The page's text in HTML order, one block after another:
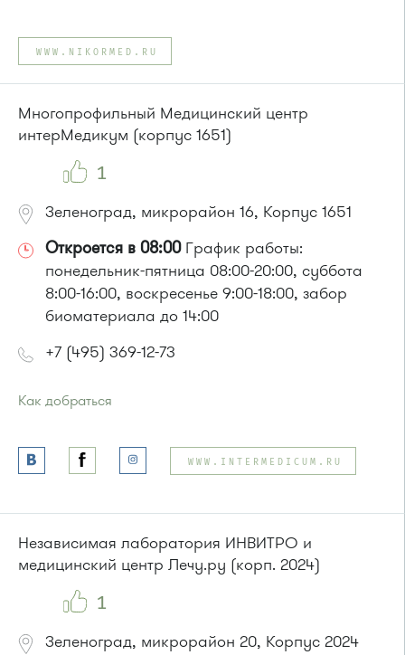
Автобусы № 1, 6, 7, 10, 12, 19, 400, 400э.
Маршрутка № 419м, 431м, 720м, 900, 903
или до остановки"Музыкальная школа":
Маршрутка № 419м, 720м, 900, 903
WWW.NIKORMED.RU
Многопрофильный Медицинский центр
интерМедикум (корпус 1651)
1
Зеленоград, микрорайон 16, Корпус 1651
Откроется в 08:00График работы:
понедельник-пятница 08:00-20:00, суббота
8:00-16:00, воскресенье 9:00-18:00, забор
биоматериала до 14:00
+7 (495) 369-12-73
Как добраться
Автобус № 22.
или до остановки"Пенсионный фонд":
Маршрутка № 707м
WWW.INTERMEDICUM.RU
Независимая лаборатория ИНВИТРО и
медицинский центр Лечу.ру (корп. 2024)
1
Зеленоград, микрорайон 20, Корпус 2024